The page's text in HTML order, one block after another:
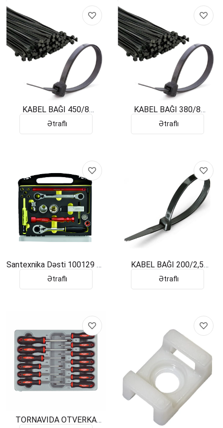
KABEL BAĞI 450/8
Ətraflı
KABEL BAĞI 380/8
Ətraflı
Santexnika Dəsti 100129 17
Ətraflı
KABEL BAĞI 200/2,5
Ətraflı
TORNAVIDA OTVERKA